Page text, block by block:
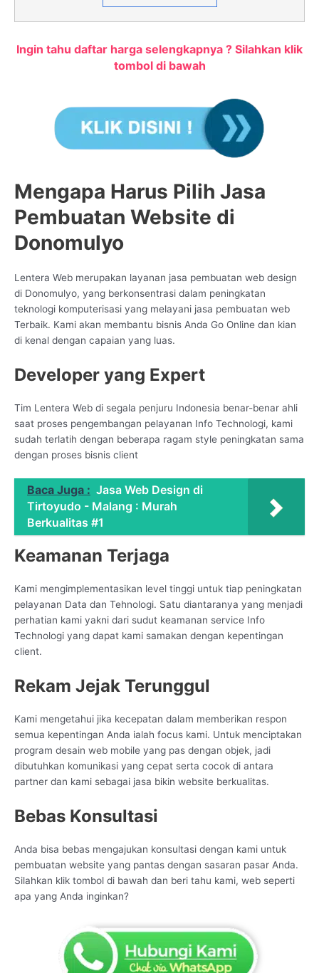
Ingin tahu daftar harga selengkapnya ? Silahkan klik
tombol di bawah
Mengapa Harus Pilih Jasa
Pembuatan Website di
Donomulyo
Lentera Web merupakan layanan jasa pembuatan web design
di Donomulyo, yang berkonsentrasi dalam peningkatan
teknologi komputerisasi yang melayani jasa pembuatan web
Terbaik. Kami akan membantu bisnis Anda Go Online dan kian
di kenal dengan capaian yang luas.
Developer yang Expert
Tim Lentera Web di segala penjuru Indonesia benar-benar ahli
saat proses pengembangan pelayanan Info Technologi, kami
sudah terlatih dengan beberapa ragam style peningkatan sama
dengan proses bisnis client
Baca Juga : Jasa Web Design di
Tirtoyudo - Malang : Murah
Berkualitas #1
Keamanan Terjaga
Kami mengimplementasikan level tinggi untuk tiap peningkatan
pelayanan Data dan Tehnologi. Satu diantaranya yang menjadi
perhatian kami yakni dari sudut keamanan service Info
Technologi yang dapat kami samakan dengan kepentingan
client.
Rekam Jejak Terunggul
Kami mengetahui jika kecepatan dalam memberikan respon
semua kepentingan Anda ialah focus kami. Untuk menciptakan
program desain web mobile yang pas dengan objek, jadi
dibutuhkan komunikasi yang cepat serta cocok di antara
partner dan kami sebagai jasa bikin website berkualitas.
Bebas Konsultasi
Anda bisa bebas mengajukan konsultasi dengan kami untuk
pembuatan website yang pantas dengan sasaran pasar Anda.
Silahkan klik tombol di bawah dan beri tahu kami, web seperti
apa yang Anda inginkan?